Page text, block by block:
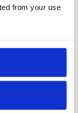
from your use
Fotografiska